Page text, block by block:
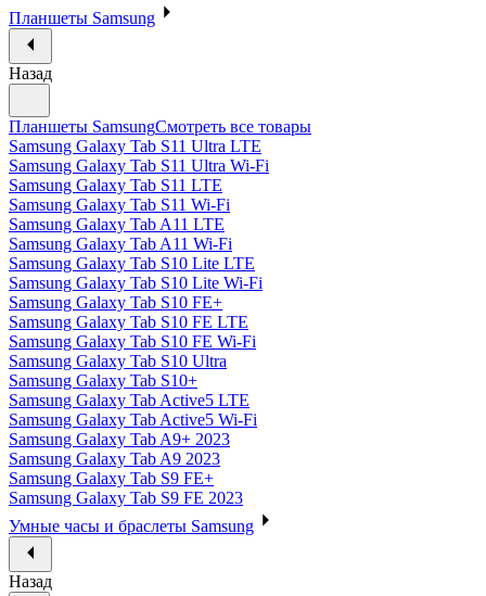
Планшеты Samsung
Назад
Планшеты SamsungСмотреть все товары
Samsung Galaxy Tab S11 Ultra LTE
Samsung Galaxy Tab S11 Ultra Wi-Fi
Samsung Galaxy Tab S11 LTE
Samsung Galaxy Tab S11 Wi-Fi
Samsung Galaxy Tab A11 LTE
Samsung Galaxy Tab A11 Wi-Fi
Samsung Galaxy Tab S10 Lite LTE
Samsung Galaxy Tab S10 Lite Wi-Fi
Samsung Galaxy Tab S10 FE+
Samsung Galaxy Tab S10 FE LTE
Samsung Galaxy Tab S10 FE Wi-Fi
Samsung Galaxy Tab S10 Ultra
Samsung Galaxy Tab S10+
Samsung Galaxy Tab Active5 LTE
Samsung Galaxy Tab Active5 Wi-Fi
Samsung Galaxy Tab A9+ 2023
Samsung Galaxy Tab A9 2023
Samsung Galaxy Tab S9 FE+
Samsung Galaxy Tab S9 FE 2023
Умные часы и браслеты Samsung
Назад